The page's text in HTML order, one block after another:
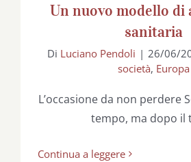
Un nuovo modello di
sanitaria
Di Luciano Pendoli | 26/06/
società, Europa
L’occasione da non perdere
tempo, ma dopo il
Continua a leggere